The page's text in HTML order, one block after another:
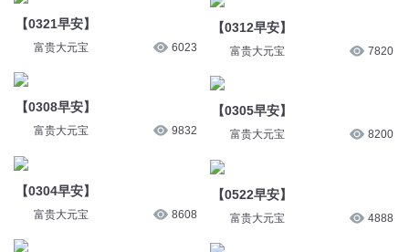
【0321早安】
富贵大元宝 6023
【0308早安】
富贵大元宝 9832
【0304早安】
富贵大元宝 8608
【0312早安】
富贵大元宝 7820
【0305早安】
富贵大元宝 8200
【0522早安】
富贵大元宝 4888